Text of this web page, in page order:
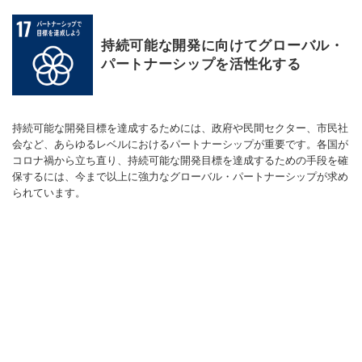
持続可能な開発に向けてグローバル・
パートナーシップを活性化する
持続可能な開発目標を達成するためには、政府や民間セクター、市民社
会など、あらゆるレベルにおけるパートナーシップが重要です。各国が
コロナ禍から立ち直り、持続可能な開発目標を達成するための手段を確
保するには、今まで以上に強力なグローバル・パートナーシップが求め
られています。